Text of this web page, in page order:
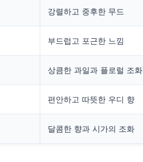
강렬하고 중후한 무드
부드럽고 포근한 느낌
상큼한 과일과 플로럴 조화
편안하고 따뜻한 우디 향
달콤한 향과 시가의 조화